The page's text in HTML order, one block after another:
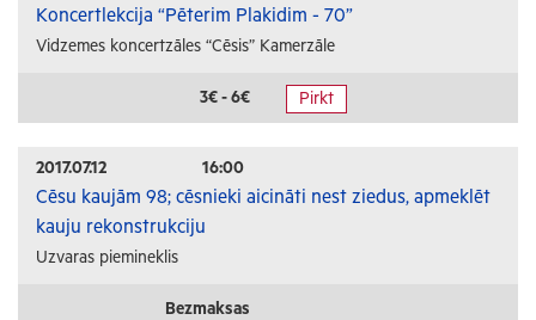
Festivāli un svētki
Kino
Citi pasākumi
Sports
Florbols
Slēpošana
Koncertlekcija “Pēterim Plakidim - 70”
Vidzemes koncertzāles “Cēsis” Kamerzāle
3€ - 6€ Pirkt
2017.07.12 16:00
Cēsu kaujām 98; cēsnieki aicināti nest ziedus, apmeklēt
kauju rekonstrukciju
Uzvaras piemineklis
Bezmaksas